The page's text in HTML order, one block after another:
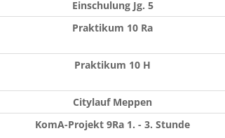
Einschulung Jg. 5
Praktikum 10 Ra
Praktikum 10 H
Citylauf Meppen
KomA-Projekt 9Ra 1. - 3. Stunde